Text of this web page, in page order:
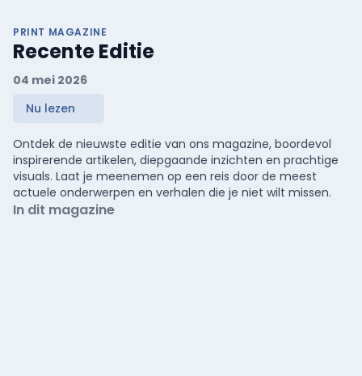
PRINT MAGAZINE
Recente Editie
04 mei 2026
Nu lezen
Ontdek de nieuwste editie van ons magazine, boordevol
inspirerende artikelen, diepgaande inzichten en prachtige
visuals. Laat je meenemen op een reis door de meest
actuele onderwerpen en verhalen die je niet wilt missen.
In dit magazine